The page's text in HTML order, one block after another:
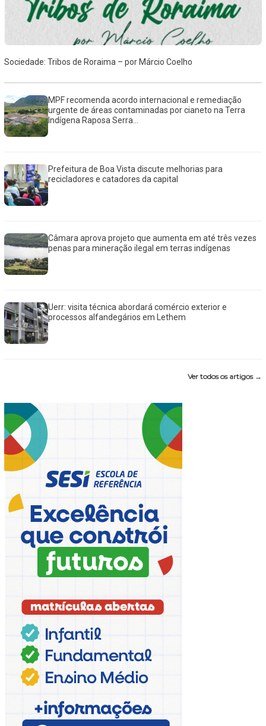
Sociedade: Tribos de Roraima – por Márcio Coelho
MPF recomenda acordo internacional e remediação
urgente de áreas contaminadas por cianeto na Terra
Indígena Raposa Serra...
Prefeitura de Boa Vista discute melhorias para
recicladores e catadores da capital
Câmara aprova projeto que aumenta em até três vezes
penas para mineração ilegal em terras indígenas
Uerr: visita técnica abordará comércio exterior e
processos alfandegários em Lethem
Ver todos os artigos →